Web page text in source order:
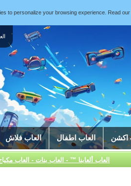
to personalize your browsing experience. Read our
العاب فلاش العاب اطفال اكشن
العاب ألعابنا ™ - العاب بنات - العاب